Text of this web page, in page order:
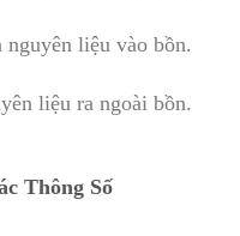
nguyên liệu vào bồn.
liệu ra ngoài bồn.
Thông Số